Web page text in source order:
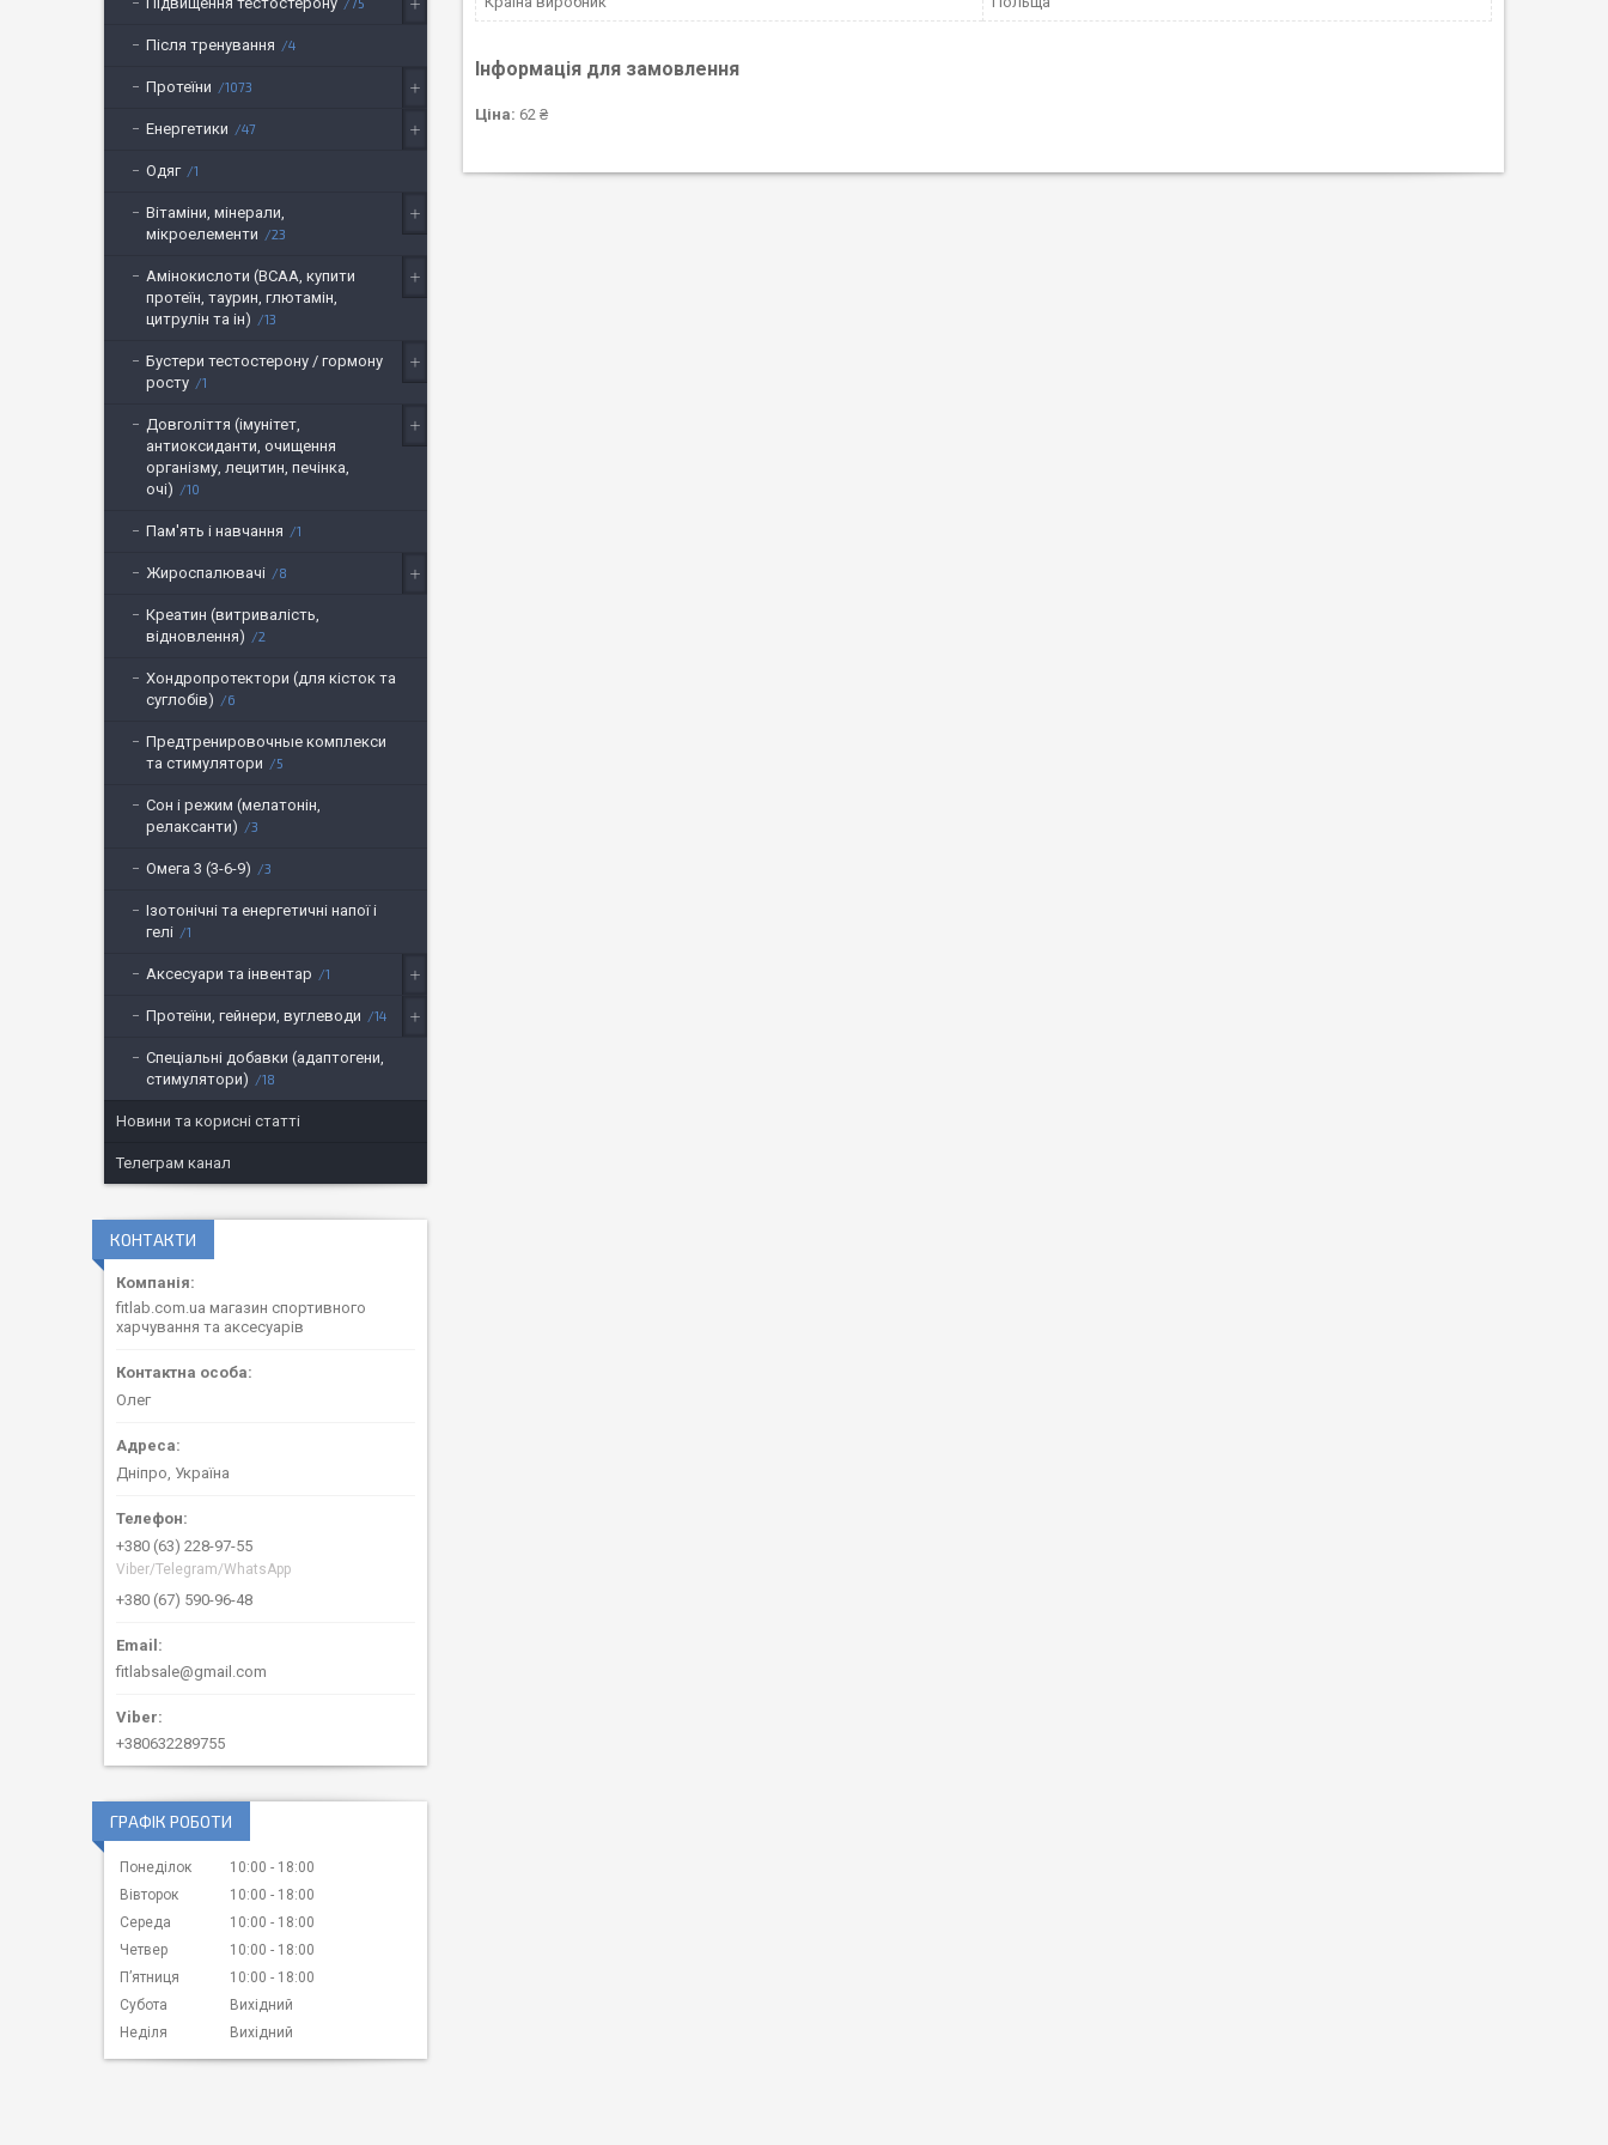
Інформація для замовлення
Ціна: 62 ₴
Після тренування 4
Протеїни 1073
Енергетики 47
Одяг 1
Вітаміни, мінерали,
мікроелементи
23
Амінокислоти (BCAA, купити
протеїн, таурин, глютамін,
цитрулін та ін)
13
Бустери тестостерону / гормону
росту
1
Довголіття (імунітет,
антиоксиданти, очищення
організму, лецитин, печінка,
очі)
10
Пам'ять і навчання 1
Жироспалювачі 8
Креатин (витривалість,
відновлення)
2
Хондропротектори (для кісток та
суглобів)
6
Предтренировочные комплекси
та стимулятори
5
Сон і режим (мелатонін,
релаксанти)
3
Омега 3 (3-6-9) 3
Ізотонічні та енергетичні напої і
гелі
1
Аксесуари та інвентар 1
Протеїни, гейнери, вуглеводи 14
Спеціальні добавки (адаптогени,
стимулятори)
18
Новини та корисні статті
Телеграм канал
КОНТАКТИ
fitlab.com.ua магазин спортивного
харчування та аксесуарів
Олег
Дніпро, Україна
+380 (63) 228-97-55
Viber/Telegram/WhatsApp
+380 (67) 590-96-48
fitlabsale@gmail.com
+380632289755
ГРАФІК РОБОТИ
Понеділок 10:00
18:00
Вівторок
10:00
18:00
Середа
10:00
18:00
Четвер
10:00
18:00
Пʼятниця
10:00
18:00
Субота
Вихідний
Неділя
Вихідний